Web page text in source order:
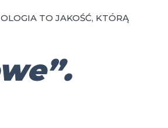
TO JAKOŚĆ, KTÓRĄ